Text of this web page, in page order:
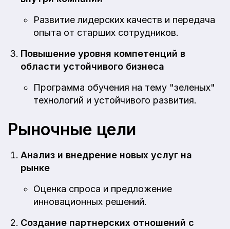
Развитие лидерских качеств и передача
опыта от старших сотрудников.
Повышение уровня компетенций в
области устойчивого бизнеса
Программа обучения на тему "зеленых"
технологий и устойчивого развития.
Рыночные цели
Анализ и внедрение новых услуг на
рынке
Оценка спроса и предложение
инновационных решений.
Создание партнерских отношений с